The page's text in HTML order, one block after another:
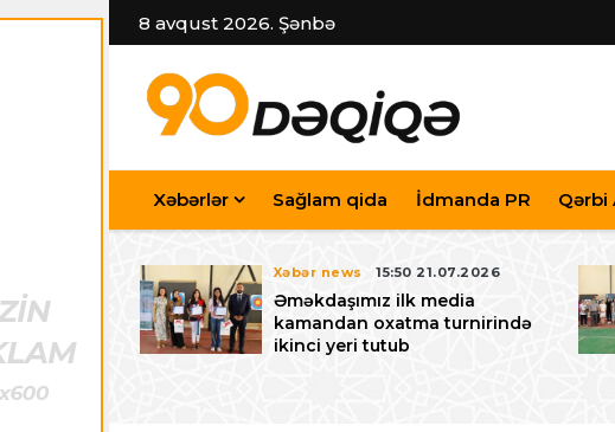
8 avqust 2026. Şənbə
Xəbərlər Sağlam qida İdmanda PR Qərbi
U-15
festivalı ilə
Xəbər news 15:50 21.07.2026
Əməkdaşımız ilk media
kamandan oxatma turnirində
ikinci yeri tutub